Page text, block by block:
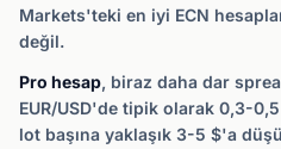
Markets'teki en iyi ECN
değil.
Pro hesap, biraz daha dar
EUR/USD'de tipik olarak 0,3-
lot başına yaklaşık 3-5 $'a